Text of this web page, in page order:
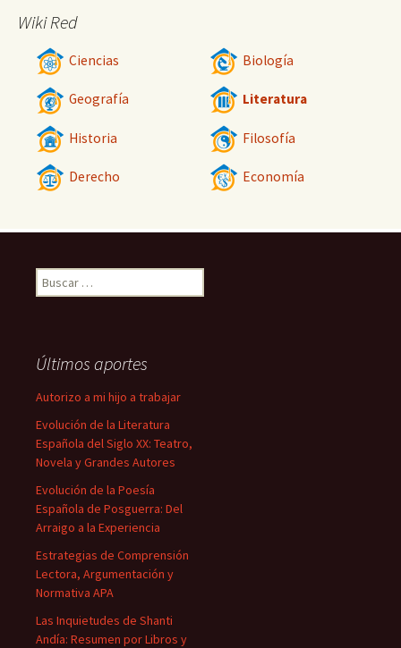
Wiki Red
Ciencias Biología
Geografía Literatura
Historia Filosofía
Derecho Economía
Buscar:
Últimos aportes
Autorizo a mi hijo a trabajar
Evolución de la Literatura
Española del Siglo XX: Teatro,
Novela y Grandes Autores
Evolución de la Poesía
Española de Posguerra: Del
Arraigo a la Experiencia
Estrategias de Comprensión
Lectora, Argumentación y
Normativa APA
Las Inquietudes de Shanti
Andía: Resumen por Libros y